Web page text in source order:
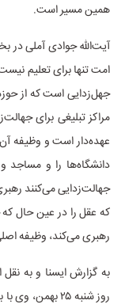
همین مسیر است.
آیت‌الله جوادی آملی
امت تنها برای تعلیم
جهل‌زدایی است که از
مراکز تبلیغی برای
عهده‌دار است و وظیفه
دانشگاه‌ها را و مساجد
جهالت‌زدایی می‌کنند
که عقل را در عین حال
رهبری می‌کند، وظیفه
به گزارش ایسنا و به نقل
روز شنبه ۲۵